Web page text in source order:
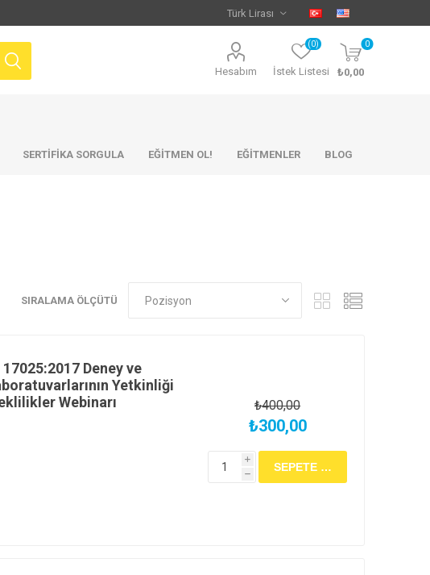
Hesabım İstek Listesi
(0) 0
₺0,00
SERTİFİKA SORGULA EĞİTMEN OL! EĞİTMENLER BLOG
SIRALAMA ÖLÇÜTÜ
17025:2017 Deney ve
Yetkinliği
Webinarı
₺400,00
₺300,00
i
h